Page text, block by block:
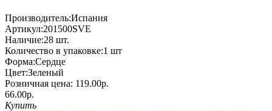
Производитель:Испания
Артикул:201500SVE
Наличие:28 шт.
Количество в упаковке:1 шт
Форма:Сердце
Цвет:Зеленый
Розничная цена: 119.00р.
66.00р.
Купить